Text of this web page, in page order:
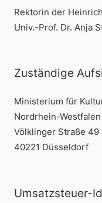
Rektorin der
Univ.-Prof. Dr. Anja
Zuständige
Ministerium für
Nordrhein-Westfalen
Völklinger Straße 49
40221 Düsseldorf
Umsatzsteuer-